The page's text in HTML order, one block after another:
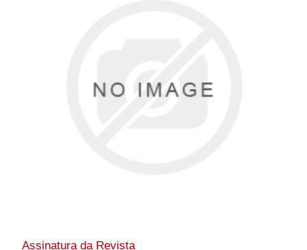
Assinatura da Revista